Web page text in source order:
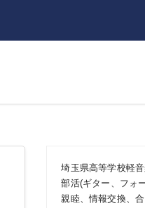
埼玉県高等学校軽
部活(ギター、フォ
親睦、情報交換、